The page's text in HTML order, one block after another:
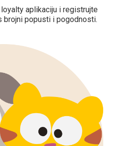
aplikaciju i registrujte
brojni popusti i pogodnosti.